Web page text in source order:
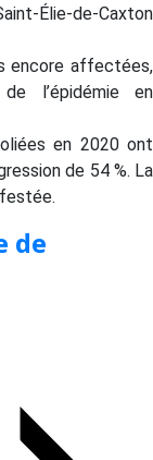
Élie-de-Caxton
encore affectées,
l’épidémie en
en 2020 ont
de 54 %. La
de